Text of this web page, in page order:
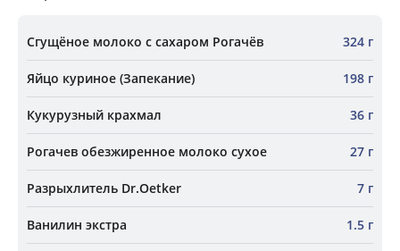
Сгущёное молоко с сахаром Рогачёв 324 г
Яйцо куриное (Запекание) 198 г
Кукурузный крахмал 36 г
Рогачев обезжиренное молоко сухое 27 г
Разрыхлитель Dr.Oetker 7 г
Ванилин экстра 1.5 г